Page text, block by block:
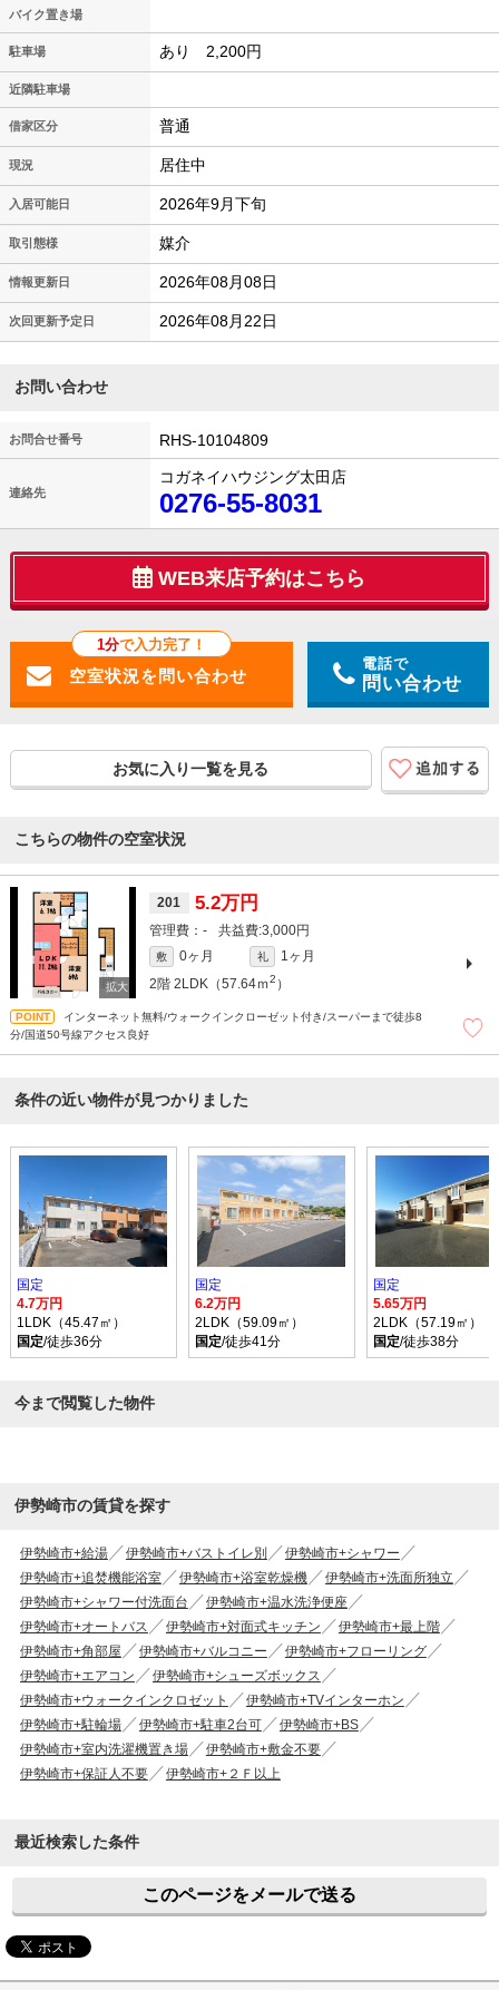
バイク置き場
駐車場 あり 2,200円
近隣駐車場
借家区分 普通
現況 居住中
入居可能日 2026年9月下旬
取引態様 媒介
情報更新日 2026年08月08日
次回更新予定日 2026年08月22日
お問い合わせ
お問合せ番号 RHS-10104809
連絡先
コガネイハウジング太田店
0276-55-8031
WEB来店予約はこちら
1分で入力完了！
電話で
問い合わせ
お気に入り一覧を見る
こちらの物件の空室状況
201 5.2万円
- 3,000円
敷 0ヶ月 礼
1ヶ月
2階 2LDK（57.64ｍ2 ）
インターネット無料/ウォークインクローゼット付き/スーパーまで徒歩8
分/国道50号線アクセス良好
条件の近い物件が見つかりました
国定
4.7万円
1LDK（45.47㎡）
国定/徒歩36分
国定
6.2万円
2LDK（59.09㎡）
国定/徒歩41分
国定
5.65万円
2LDK（57.19㎡）
国定/徒歩38分
今まで閲覧した物件
伊勢崎市の賃貸を探す
伊勢崎市+給湯 伊勢崎市+バストイレ別
伊勢崎市+シャワー
伊勢崎市+追焚機能浴室
伊勢崎市+浴室乾燥機
伊勢崎市+洗面所独立
伊勢崎市+シャワー付洗面台
伊勢崎市+温水洗浄便座
伊勢崎市+オートバス
伊勢崎市+対面式キッチン
伊勢崎市+最上階
伊勢崎市+角部屋
伊勢崎市+バルコニー
伊勢崎市+フローリング
伊勢崎市+エアコン
伊勢崎市+シューズボックス
伊勢崎市+ウォークインクロゼット
伊勢崎市+TVインターホン
伊勢崎市+駐輪場
伊勢崎市+駐車2台可
伊勢崎市+BS
伊勢崎市+室内洗濯機置き場
伊勢崎市+敷金不要
伊勢崎市+保証人不要
伊勢崎市+２Ｆ以上
最近検索した条件
このページをメールで送る